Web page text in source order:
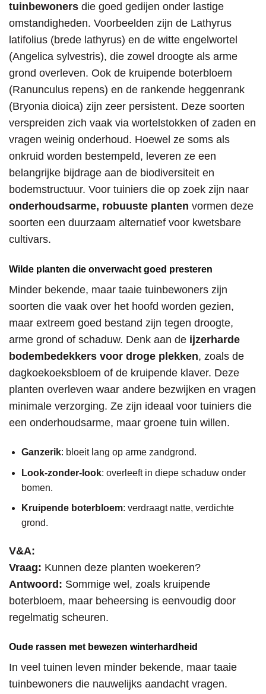
tuinbewoners die goed gedijen onder lastige
omstandigheden. Voorbeelden zijn de Lathyrus
latifolius (brede lathyrus) en de witte engelwortel
(Angelica sylvestris), die zowel droogte als arme
grond overleven. Ook de kruipende boterbloem
(Ranunculus repens) en de rankende heggenrank
(Bryonia dioica) zijn zeer persistent. Deze soorten
verspreiden zich vaak via wortelstokken of zaden en
vragen weinig onderhoud. Hoewel ze soms als
onkruid worden bestempeld, leveren ze een
belangrijke bijdrage aan de biodiversiteit en
bodemstructuur. Voor tuiniers die op zoek zijn naar
onderhoudsarme, robuuste planten vormen deze
soorten een duurzaam alternatief voor kwetsbare
cultivars.
Wilde planten die onverwacht goed presteren
Minder bekende, maar taaie tuinbewoners zijn
soorten die vaak over het hoofd worden gezien,
maar extreem goed bestand zijn tegen droogte,
arme grond of schaduw. Denk aan de ijzerharde
bodembedekkers voor droge plekken, zoals de
dagkoekoeksbloem of de kruipende klaver. Deze
planten overleven waar andere bezwijken en vragen
minimale verzorging. Ze zijn ideaal voor tuiniers die
een onderhoudsarme, maar groene tuin willen.
Ganzerik: bloeit lang op arme zandgrond.
Look-zonder-look: overleeft in diepe schaduw onder
bomen.
Kruipende boterbloem: verdraagt natte, verdichte
grond.
V&A:
Vraag: Kunnen deze planten woekeren?
Antwoord: Sommige wel, zoals kruipende
boterbloem, maar beheersing is eenvoudig door
regelmatig scheuren.
Oude rassen met bewezen winterhardheid
In veel tuinen leven minder bekende, maar taaie
tuinbewoners die nauwelijks aandacht vragen.